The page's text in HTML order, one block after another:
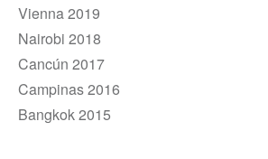
Vienna 2019
Nairobi 2018
Cancún 2017
Campinas 2016
Bangkok 2015